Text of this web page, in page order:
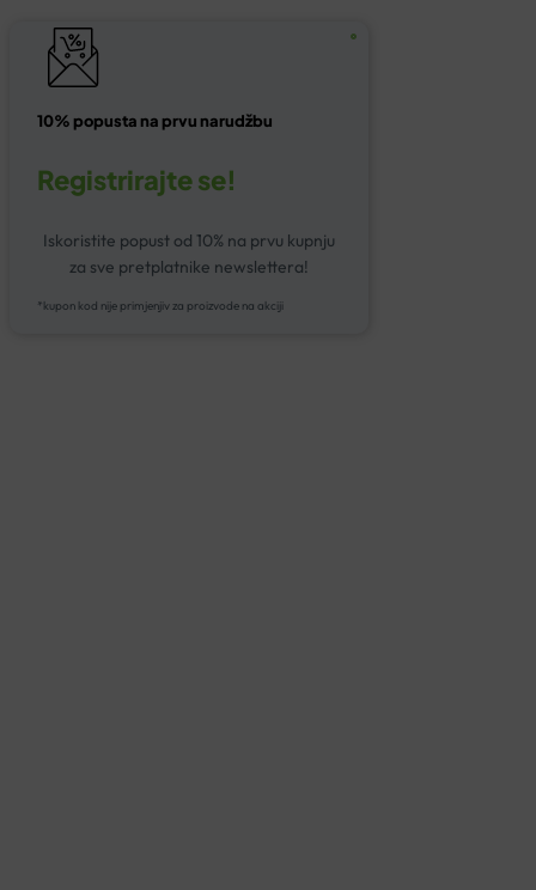
10% popusta na prvu narudžbu
Registrirajte se!
Iskoristite popust od 10% na prvu kupnju
za sve pretplatnike newslettera!
*kupon kod nije primjenjiv za proizvode na akciji